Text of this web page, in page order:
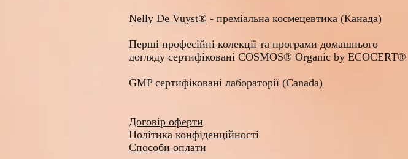
Nelly De Vuyst® - преміальна космецевтика (Канада)
Перші професійні колекції та програми домашнього
догляду сертифіковані COSMOS® Organic by ECOCERT®
GMP сертифіковані лабораторії (Canada)
Договір оферти
Політика конфіденційності
Способи оплати